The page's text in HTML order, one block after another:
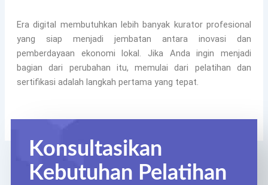
Era digital membutuhkan lebih banyak kurator profesional
yang siap menjadi jembatan antara inovasi dan
pemberdayaan ekonomi lokal. Jika Anda ingin menjadi
bagian dari perubahan itu, memulai dari pelatihan dan
sertifikasi adalah langkah pertama yang tepat.
Konsultasikan
Kebutuhan Pelatihan